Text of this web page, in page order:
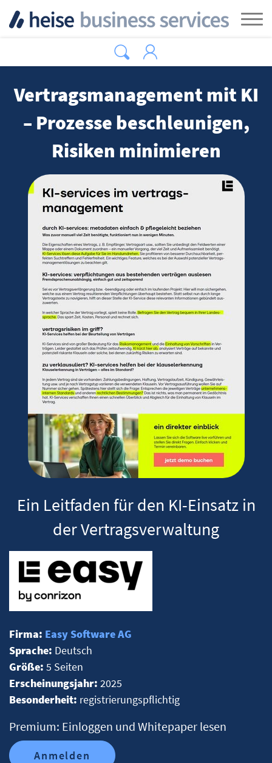
Vertragsmanagement mit KI
– Prozesse beschleunigen,
Risiken minimieren
Ein Leitfaden für den KI-Einsatz in
der Vertragsverwaltung
Firma: Easy Software AG
Sprache: Deutsch
Größe: 5 Seiten
Erscheinungsjahr: 2025
Besonderheit: registrierungspflichtig
Premium: Einloggen und Whitepaper lesen
Anmelden